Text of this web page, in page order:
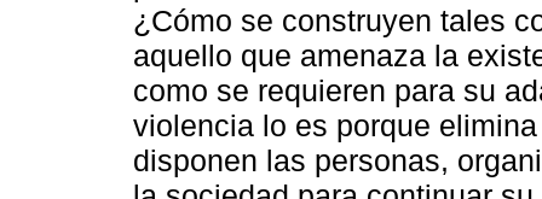
¿Cómo se construyen tales
aquello que amenaza la
como se requieren para su
violencia lo es porque
disponen las personas,